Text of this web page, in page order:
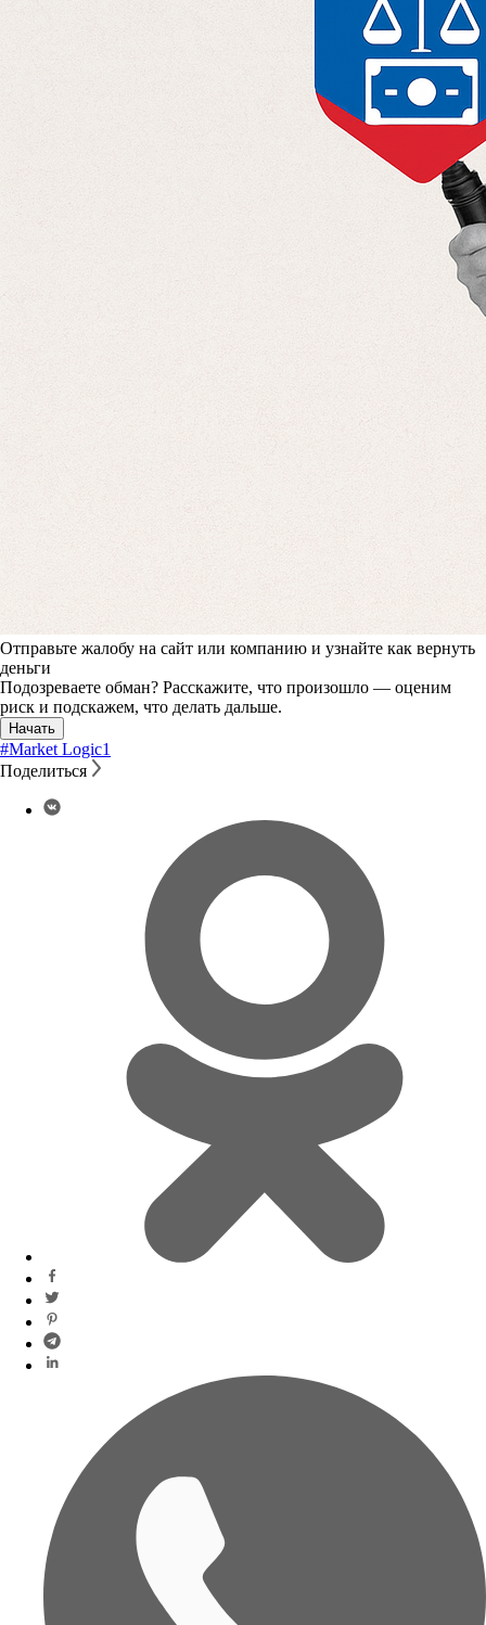
Отправьте жалобу на сайт или компанию и узнайте как вернуть
деньги
Подозреваете обман? Расскажите, что произошло — оценим
риск и подскажем, что делать дальше.
Начать
#Market Logic1
Поделиться